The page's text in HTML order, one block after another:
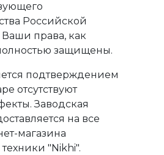
Российской
права, как
защищены.
подтверждением
отсутствуют
Заводская
на все
магазина
"Nikhi".